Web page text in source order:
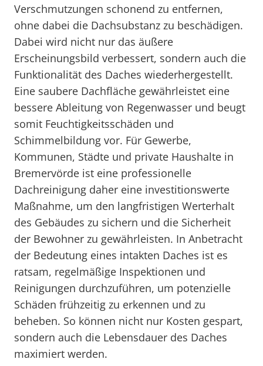
Verschmutzungen schonend zu entfernen,
ohne dabei die Dachsubstanz zu beschädigen.
Dabei wird nicht nur das äußere
Erscheinungsbild verbessert, sondern auch die
Funktionalität des Daches wiederhergestellt.
Eine saubere Dachfläche gewährleistet eine
bessere Ableitung von Regenwasser und beugt
somit Feuchtigkeitsschäden und
Schimmelbildung vor. Für Gewerbe,
Kommunen, Städte und private Haushalte in
Bremervörde ist eine professionelle
Dachreinigung daher eine investitionswerte
Maßnahme, um den langfristigen Werterhalt
des Gebäudes zu sichern und die Sicherheit
der Bewohner zu gewährleisten. In Anbetracht
der Bedeutung eines intakten Daches ist es
ratsam, regelmäßige Inspektionen und
Reinigungen durchzuführen, um potenzielle
Schäden frühzeitig zu erkennen und zu
beheben. So können nicht nur Kosten gespart,
sondern auch die Lebensdauer des Daches
maximiert werden.